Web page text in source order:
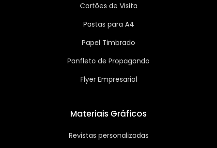
Cartões de Visita
Pastas para A4
Papel Timbrado
Panfleto de Propaganda
Flyer Empresarial
Materiais Gráficos
Revistas personalizadas